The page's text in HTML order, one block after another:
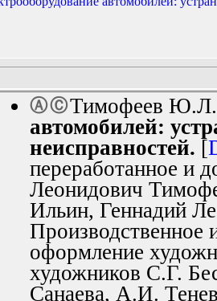
ⒶⒸТимофеев
автомобилей:
неисправностей. [
переработанное и
Леонидович
Ильин, Геннадий
Производственное
оформление
художников С.Г.
Санаева, А.И.